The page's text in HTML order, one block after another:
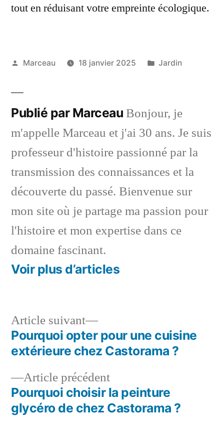
tout en réduisant votre empreinte écologique.
Publié
Marceau 18 janvier 2025
Publié
Jardin
Publié par Marceau Bonjour, je
m'appelle Marceau et j'ai 30 ans. Je suis
professeur d'histoire passionné par la
transmission des connaissances et la
découverte du passé. Bienvenue sur
mon site où je partage ma passion pour
l'histoire et mon expertise dans ce
domaine fascinant.
Voir plus d’articles
Navigation
l’article
Article précédentArticle
précédent :
Pourquoi choisir la peinture
glycéro de chez Castorama ?
Article suivant
Article
suivant :
Pourquoi opter pour une cuisine
extérieure chez Castorama ?